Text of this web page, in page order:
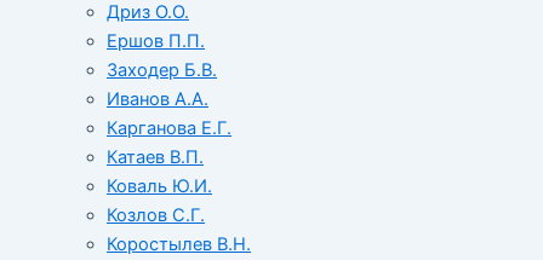
Дриз О.О.
Ершов П.П.
Заходер Б.В.
Иванов А.А.
Карганова Е.Г.
Катаев В.П.
Коваль Ю.И.
Козлов С.Г.
Коростылев В.Н.